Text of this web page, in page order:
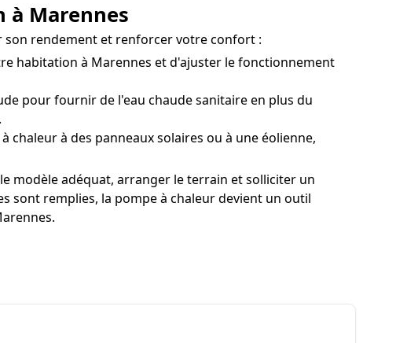
Marennes
son rendement et renforcer votre confort :
habitation à Marennes et d'ajuster le fonctionnement
pour fournir de l'eau chaude sanitaire en plus du
chaleur à des panneaux solaires ou à une éolienne,
modèle adéquat, arranger le terrain et solliciter un
sont remplies, la pompe à chaleur devient un outil